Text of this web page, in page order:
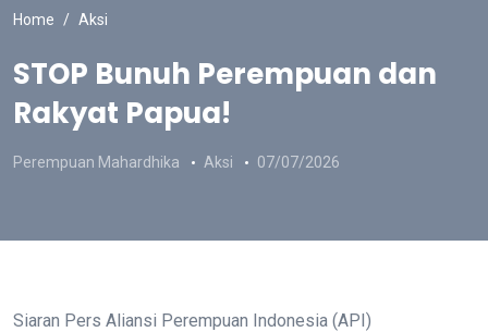
Home Aksi
STOP Bunuh Perempuan dan
Rakyat Papua!
Perempuan Mahardhika Aksi 07/07/2026
Siaran Pers Aliansi Perempuan Indonesia (API)